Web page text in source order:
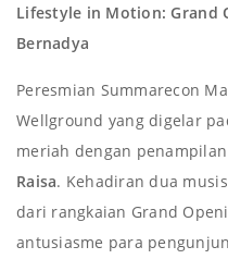
Lifestyle in Motion: Grand
Bernadya
Peresmian Summarecon
Wellground yang digelar
meriah dengan
Raisa. Kehadiran dua
dari rangkaian Grand
antusiasme para